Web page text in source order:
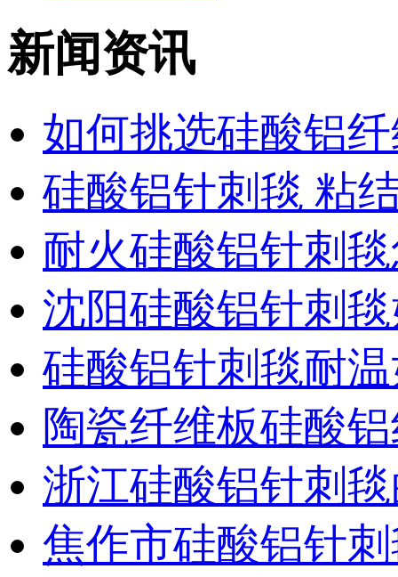
新闻资讯
如何挑选硅酸铝
硅酸铝针刺毯 粘
耐火硅酸铝针刺
沈阳硅酸铝针刺
硅酸铝针刺毯耐
陶瓷纤维板硅酸
浙江硅酸铝针刺
焦作市硅酸铝针